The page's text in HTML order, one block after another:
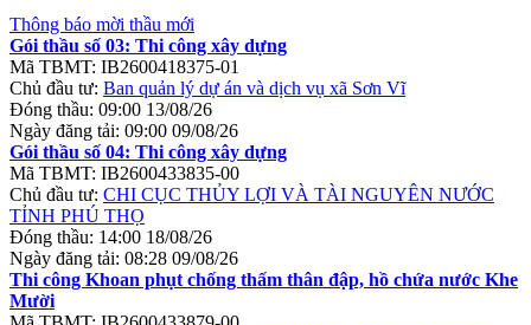
Thông báo mời thầu mới
Gói thầu số 03: Thi công xây dựng
Mã TBMT: IB2600418375-01
Chủ đầu tư: Ban quản lý dự án và dịch vụ xã Sơn Vĩ
Đóng thầu: 09:00 13/08/26
Ngày đăng tải: 09:00 09/08/26
Gói thầu số 04: Thi công xây dựng
Mã TBMT: IB2600433835-00
Chủ đầu tư: CHI CỤC THỦY LỢI VÀ TÀI NGUYÊN NƯỚC
TỈNH PHÚ THỌ
Đóng thầu: 14:00 18/08/26
Ngày đăng tải: 08:28 09/08/26
Thi công Khoan phụt chống thấm thân đập, hồ chứa nước Khe
Mười